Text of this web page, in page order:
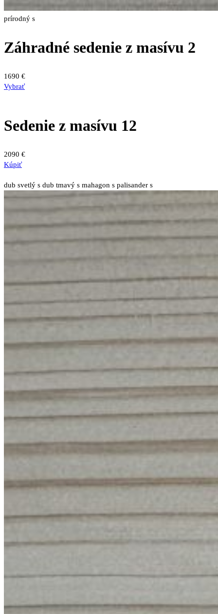
prírodný s
Záhradné sedenie z masívu 2
1690 €
VybraťTento
variantov.
môžete
stránke
produktu.
Sedenie z masívu 12
2090 €
Kúpiť
dub svetlý s dub tmavý s mahagon s palisander s